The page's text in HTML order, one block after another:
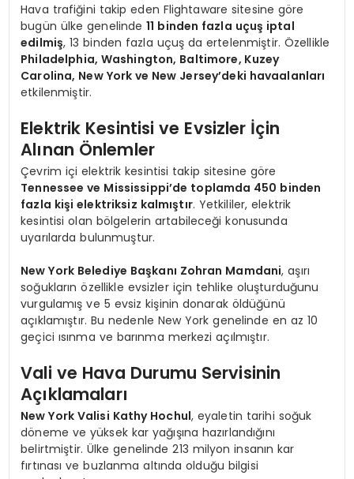
Hava trafiğini takip eden Flightaware sitesine göre
bugün ülke genelinde11 binden fazla uçuş iptal
edilmiş, 13 binden fazla uçuş da ertelenmiştir. Özellikle
Philadelphia, Washington, Baltimore, Kuzey
Carolina, New York ve New Jersey’deki havaalanları
etkilenmiştir.
Elektrik Kesintisi ve Evsizler İçin
Alınan Önlemler
Çevrim içi elektrik kesintisi takip sitesine göre
Tennessee ve Mississippi’de toplamda 450 binden
fazla kişi elektriksiz kalmıştır. Yetkililer, elektrik
kesintisi olan bölgelerin artabileceği konusunda
uyarılarda bulunmuştur.
New York Belediye Başkanı Zohran Mamdani, aşırı
soğukların özellikle evsizler için tehlike oluşturduğunu
vurgulamış ve 5 evsiz kişinin donarak öldüğünü
açıklamıştır. Bu nedenle New York genelinde en az 10
geçici ısınma ve barınma merkezi açılmıştır.
Vali ve Hava Durumu Servisinin
Açıklamaları
New York Valisi Kathy Hochul, eyaletin tarihi soğuk
döneme ve yüksek kar yağışına hazırlandığını
belirtmiştir. Ülke genelinde 213 milyon insanın kar
fırtınası ve buzlanma altında olduğu bilgisi